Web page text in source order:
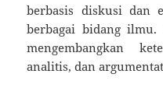
berbasis diskusi dan
berbagai bidang
mengembangkan
analitis, dan